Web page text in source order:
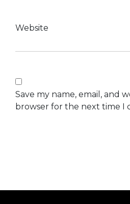
Website
Save my name, email, and
browser for the next time I